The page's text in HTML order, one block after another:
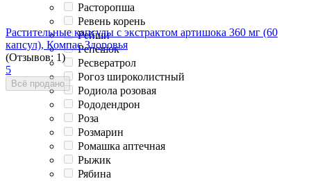
Расторопша
Ревень корень
Рейши
Репешок
Ресвератрол
Рогоз широколистный
Родиола розовая
Рододендрон
Роза
Розмарин
Ромашка аптечная
Рыжик
Рябина
Растительные капсулы с экстрактом артишока 360 мг (60
капсул), Компас Здоровья
(Отзывов: 1)
5
Всё продано